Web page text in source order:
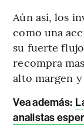
Aún así, los
como una
su fuerte
recompra
alto margen
Vea además:
analistas